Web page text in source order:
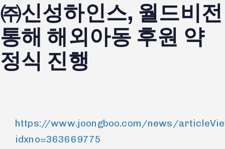
㈜신성하인스, 월드비전
통해 해외아동 후원 약
정식 진행
https://www.joongboo.com/news/
idxno=363669775